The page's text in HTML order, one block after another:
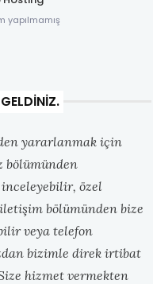
yapılmamış
yararlanmak için
bölümünden
özel
bölümünden bize
veya telefon
bizimle direk irtibat
hizmet vermekten